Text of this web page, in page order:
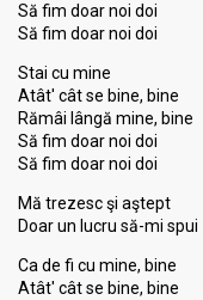
Să fim doar noi doi
Să fim doar noi doi
Stai cu mine
Atât' cât se bine, bine
Rămâi lângă mine, bine
Să fim doar noi doi
Să fim doar noi doi
Mă trezesc şi aştept
Doar un lucru să-mi spui
Ca de fi cu mine, bine
Atât' cât se bine, bine